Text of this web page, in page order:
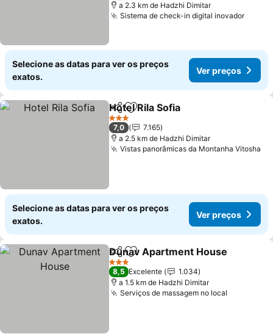
a 2.3 km de Hadzhi Dimitar
Sistema de check-in digital inovador
Selecione as datas para ver os preços
exatos.
Ver preços
PartilharAdicionar aos favoritos
Hotel Rila Sofia
3 Estrelas
7,0
7.165
a 2.5 km de Hadzhi Dimitar
Vistas panorâmicas da Montanha Vitosha
Selecione as datas para ver os preços
exatos.
Ver preços
PartilharAdicionar aos favoritos
Dunav Apartment House
3 Estrelas
8,5 Excelente
1.034
a 1.5 km de Hadzhi Dimitar
Serviços de massagem no local